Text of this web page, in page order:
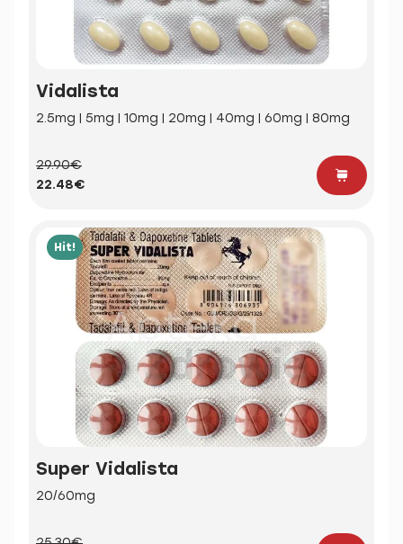
Vidalista
2.5mg | 5mg | 10mg | 20mg | 40mg | 60mg | 80mg
29.90€
22.48€
Hit!
Super Vidalista
20/60mg